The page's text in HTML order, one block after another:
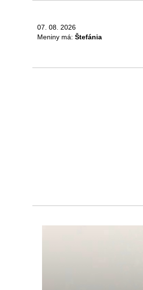
07. 08. 2026
Meniny má: Štefánia